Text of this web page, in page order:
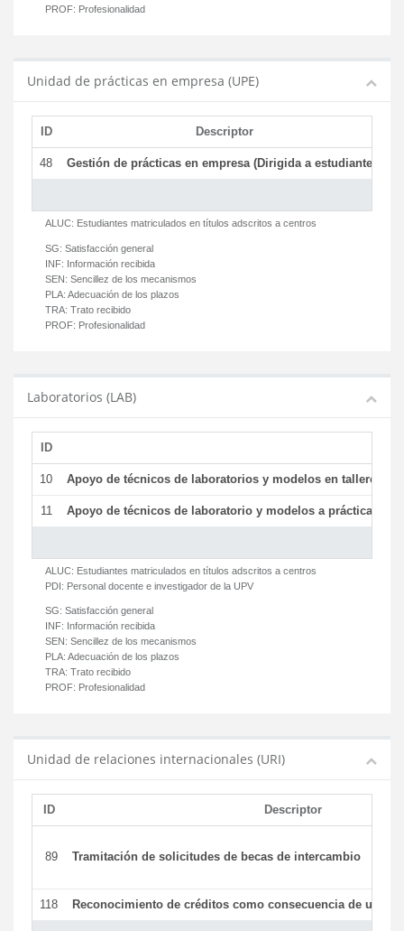
PROF: Profesionalidad
Unidad de prácticas en empresa (UPE)
ID Descriptor
48 Gestión de prácticas en empresa (Dirigida a estudiantes)
ALUC: Estudiantes matriculados en títulos adscritos a centros
SG: Satisfacción general
INF: Información recibida
SEN: Sencillez de los mecanismos
PLA: Adecuación de los plazos
TRA: Trato recibido
PROF: Profesionalidad
Laboratorios (LAB)
ID
10 Apoyo de técnicos de laboratorios y modelos en talleres/
11 Apoyo de técnicos de laboratorio y modelos a prácticas y
ALUC: Estudiantes matriculados en títulos adscritos a centros
PDI: Personal docente e investigador de la UPV
SG: Satisfacción general
INF: Información recibida
SEN: Sencillez de los mecanismos
PLA: Adecuación de los plazos
TRA: Trato recibido
PROF: Profesionalidad
Unidad de relaciones internacionales (URI)
ID Descriptor
89 Tramitación de solicitudes de becas de intercambio
118 Reconocimiento de créditos como consecuencia de un